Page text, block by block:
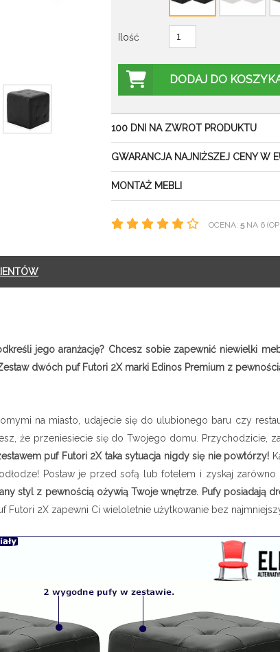
Ilość
DODAJ DO
100 DNI NA ZWROT PRODUKTU
GWARANCJA NAJNIŻSZEJ CENY W
MONTAŻ MEBLI
OCENA: 5NA 6
jego aranżację? Chcesz sobie zapewnić niewielki
dwóch puf Futori 2X marki Edinos Premium z
na miasto, udajecie się do ulubionego baru czy
że przeniesiecie się do Twojego domu. Przychodzicie,
puf Futori 2X taka sytuacja nigdy się nie powtórzy!
Postaw je przed sofą lub fotelem i zyskaj
styl z pewnością ożywią Twoje wnętrze. Pufy posiadają
Futori 2X zapewni Ci wieloletnie użytkowanie bez